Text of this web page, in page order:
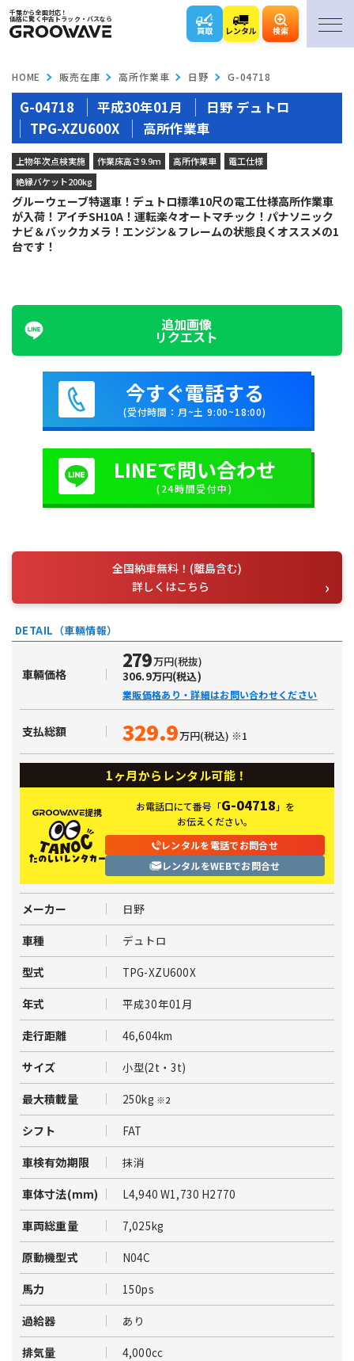
千葉から全国対応！
価格に驚く中古トラック・バスなら
買取 レンタル 検索
HOME 販売在庫 高所作業車 日野 G-04718
G-04718 平成30年01月
日野 デュトロ
TPG-XZU600X
高所作業車
上物年次点検実施 作業床高さ9.9m 高所作業車
電工仕様
絶縁バケット200kg
グルーウェーブ特選車！デュトロ標準10尺の電工仕様高所作業車
が入荷！アイチSH10A！運転楽々オートマチック！パナソニック
ナビ＆バックカメラ！エンジン＆フレームの状態良くオススメの1
台です！
追加画像
リクエスト
今すぐ電話する
(受付時間：月~土 9:00~18:00)
LINEで問い合わせ
(24時間受付中)
全国納車無料！(離島含む)
詳しくはこちら
DETAIL（車輛情報）
車輛価格
279万円(税抜)
306.9万円(税込)
業販価格あり・詳細はお問い合わせください
支払総額 329.9万円(税込) ※1
1ヶ月からレンタル可能！
提携 お電話口にて番号 「G-04718 」を
お伝えください。
レンタルを電話でお問合せ
レンタルをWEBでお問合せ
メーカー 日野
車種 デュトロ
型式 TPG-XZU600X
年式 平成30年01月
走行距離 46,604km
サイズ 小型(2t・3t)
最大積載量 250kg ※2
シフト FAT
車検有効期限 抹消
車体寸法(mm) L4,940 W1,730 H2770
車両総重量 7,025kg
原動機型式 N04C
馬力 150ps
過給器 あり
排気量 4,000cc